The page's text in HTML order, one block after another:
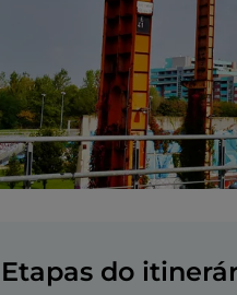
Etapas do